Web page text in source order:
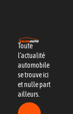
Toute
l’actualité
automobile
se trouve ici
et nulle part
ailleurs.